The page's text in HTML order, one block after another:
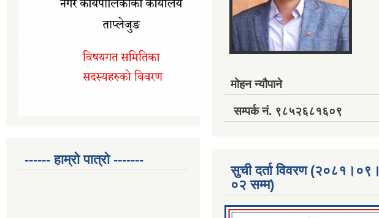
------ हाम्रो पात्रो -------
मोहन न्यौपाने
सम्पर्क नं. ९८५२६८१६०९
सुची दर्ता विवरण (२०८१।०९।
०२ सम्म)